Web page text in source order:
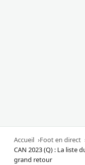
Accueil
Foot en direct
CAN 2023 (Q) : La liste
grand retour